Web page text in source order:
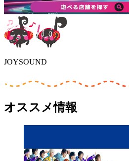
JOYSOUND
オススメ情報